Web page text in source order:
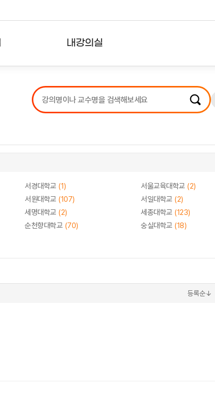
내강의실
강의리스트
수강확인증강의
서경대학교 (1) 서울교육대학교 (2)
서원대학교 (107) 서일대학교 (2)
세명대학교 (2) 세종대학교 (123)
순천향대학교 (70) 숭실대학교 (18)
등록순↓